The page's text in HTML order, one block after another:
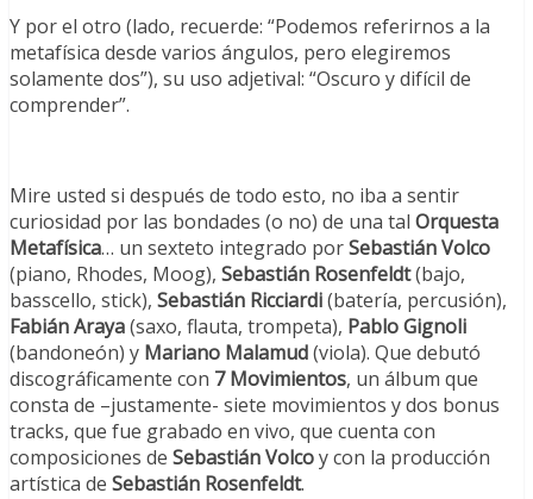
Y por el otro (lado, recuerde: “Podemos referirnos a la
metafísica desde varios ángulos, pero elegiremos
solamente dos”), su uso adjetival: “Oscuro y difícil de
comprender”.
Mire usted si después de todo esto, no iba a sentir
curiosidad por las bondades (o no) de una tal Orquesta
Metafísica… un sexteto integrado porSebastián Volco
(piano, Rhodes, Moog), Sebastián Rosenfeldt(bajo,
basscello, stick), Sebastián Ricciardi(batería, percusión),
Fabián Araya(saxo, flauta, trompeta), Pablo Gignoli
(bandoneón) y Mariano Malamud(viola). Que debutó
discográficamente con 7 Movimientos, un álbum que
consta de –justamente- siete movimientos y dos bonus
tracks, que fue grabado en vivo, que cuenta con
composiciones de Sebastián Volcoy con la producción
artística de Sebastián Rosenfeldt.